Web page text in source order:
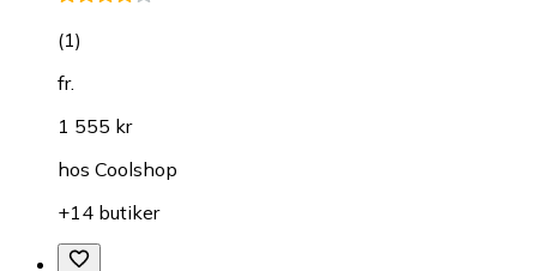
(1)
fr.
1 555 kr
hos Coolshop
+14 butiker